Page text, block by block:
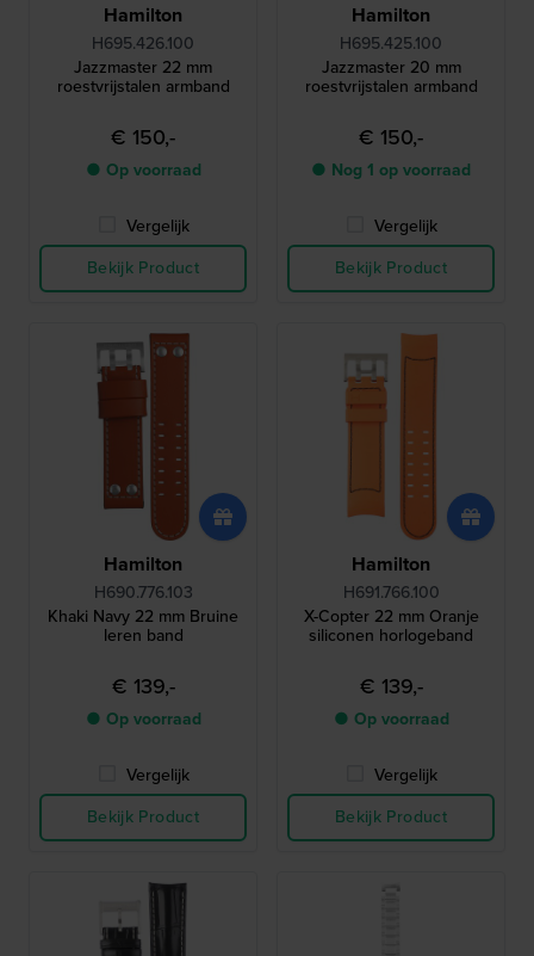
Hamilton
H695.426.100
Jazzmaster 22 mm
roestvrijstalen armband
€ 150,-
● Op voorraad
Vergelijk
Bekijk Product
Hamilton
H695.425.100
Jazzmaster 20 mm
roestvrijstalen armband
€ 150,-
● Nog 1 op voorraad
Vergelijk
Bekijk Product
Hamilton
H690.776.103
Khaki Navy 22 mm Bruine
leren band
€ 139,-
● Op voorraad
Vergelijk
Bekijk Product
Hamilton
H691.766.100
X-Copter 22 mm Oranje
siliconen horlogeband
€ 139,-
● Op voorraad
Vergelijk
Bekijk Product